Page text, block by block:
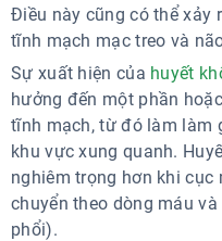
Điều này cũng có thể xảy
tĩnh mạch mạc treo và
Sự xuất hiện của huyết
hưởng đến một phần
tĩnh mạch, từ đó làm làm
khu vực xung quanh.
nghiêm trọng hơn khi cục
chuyển theo dòng máu
phổi).